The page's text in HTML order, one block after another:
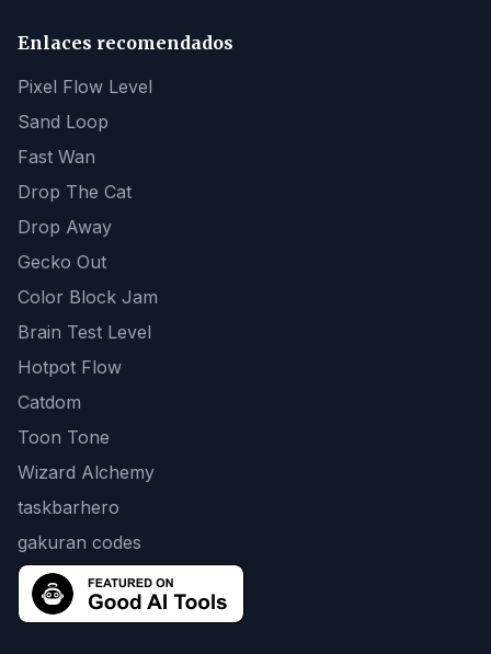
Enlaces recomendados
Pixel Flow Level
Sand Loop
Fast Wan
Drop The Cat
Drop Away
Gecko Out
Color Block Jam
Brain Test Level
Hotpot Flow
Catdom
Toon Tone
Wizard Alchemy
taskbarhero
gakuran codes